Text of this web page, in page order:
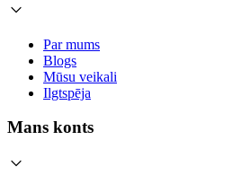
Par mums
Blogs
Mūsu veikali
Ilgtspēja
Mans konts